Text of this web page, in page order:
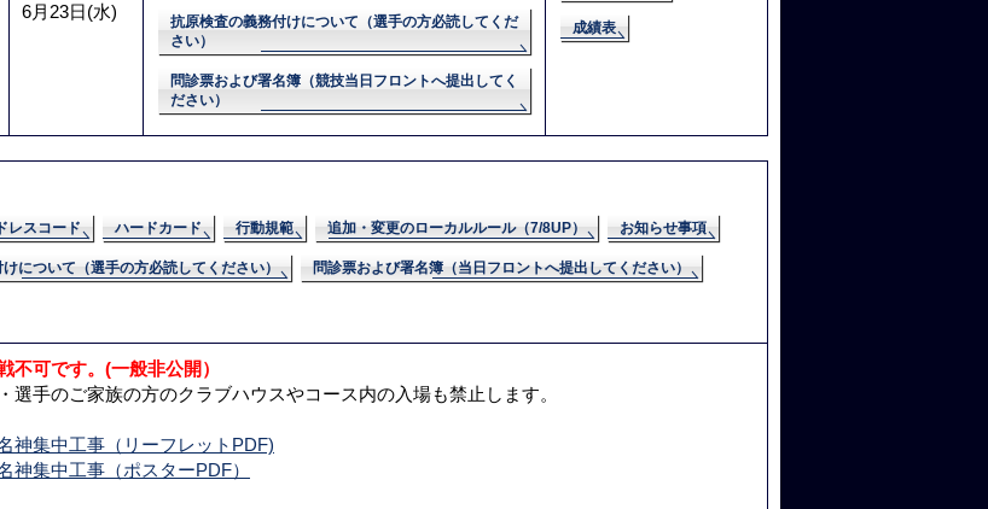
6月23日(水)
抗原検査の義務付けについて（選手の方必読してくだ
さい）
問診票および署名簿（競技当日フロントへ提出してく
ださい）
成績表
ドレスコード ハードカード 行動規範 追加・変更のローカルルール（7/8UP） お知らせ事項
について（選手の方必読してください） 問診票および署名簿（当日フロントへ提出してください）
不可です。(一般非公開）
選手のご家族の方のクラブハウスやコース内の入場も禁止します。
神集中工事（リーフレットPDF)
神集中工事（ポスターPDF）